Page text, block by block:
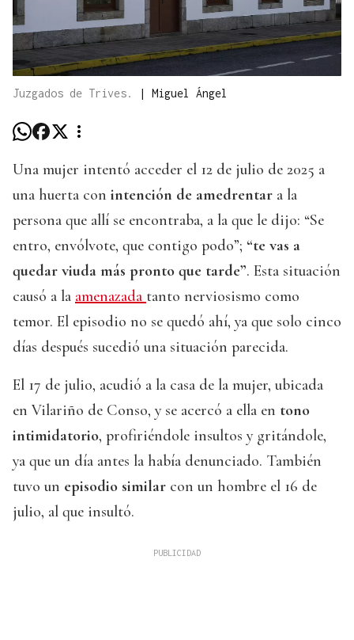
Juzgados de Trives. | Miguel Ángel
Una mujer intentó acceder el 12 de julio de 2025 a
una huerta con intención de amedrentar a la
persona que allí se encontraba, a la que le dijo: “Se
entro, envólvote, que contigo podo”; “te vas a
quedar viuda más pronto que tarde”. Esta situación
causó a la amenazada tanto nerviosismo como
temor. El episodio no se quedó ahí, ya que solo cinco
días después sucedió una situación parecida.
El 17 de julio, acudió a la casa de la mujer, ubicada
en Vilariño de Conso, y se acercó a ella en tono
intimidatorio, profiriéndole insultos y gritándole,
ya que un día antes la había denunciado. También
tuvo un episodio similar con un hombre el 16 de
julio, al que insultó.